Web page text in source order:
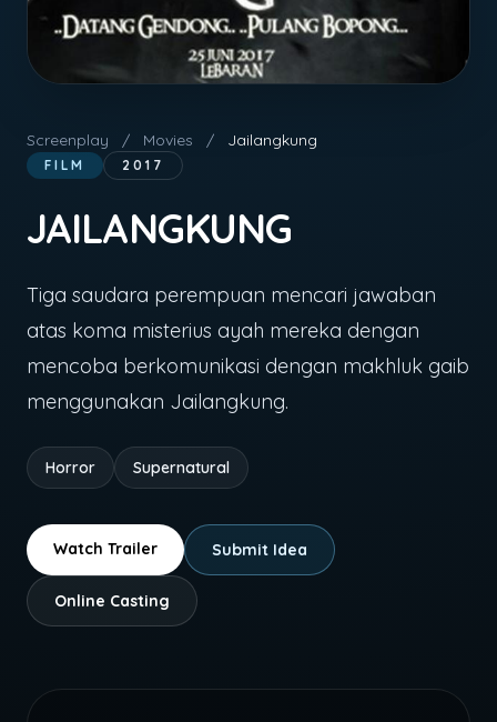
Screenplay / Movies / Jailangkung
FILM 2017
JAILANGKUNG
Tiga saudara perempuan mencari jawaban
atas koma misterius ayah mereka dengan
mencoba berkomunikasi dengan makhluk gaib
menggunakan Jailangkung.
Horror Supernatural
Watch Trailer Submit Idea
Online Casting